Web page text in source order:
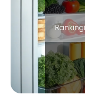
Rankingi